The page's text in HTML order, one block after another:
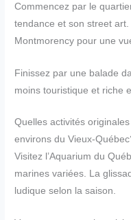
Commencez par le
tendance et son street
Montmorency pour une
Finissez par une balade
moins touristique et riche
Quelles activités
environs du Vieux-
Visitez l’Aquarium du
marines variées. La
ludique selon la saison.